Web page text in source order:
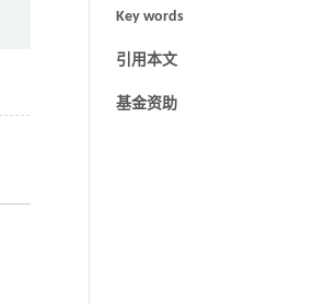
Key words
引用本文
基金资助